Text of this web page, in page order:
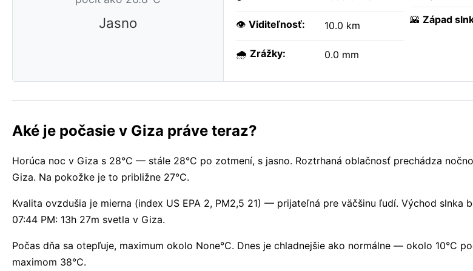
Jasno 👁️ Viditeľnosť: 10.0 km
🌧️ Zrážky: 0.0 mm
🌇 Západ
Aké je počasie v Giza práve teraz?
Horúca noc v Giza s 28°C — stále 28°C po zotmení, s jasno. Roztrhaná oblačnosť prechádza
Giza. Na pokožke je to približne 27°C.
Kvalita ovzdušia je mierna (index US EPA 2, PM2,5 21) — prijateľná pre väčšinu ľudí. Východ slnka
07:44 PM: 13h 27m svetla v Giza.
Počas dňa sa otepľuje, maximum okolo None°C. Dnes je chladnejšie ako normálne — okolo 10°C
maximom 38°C.